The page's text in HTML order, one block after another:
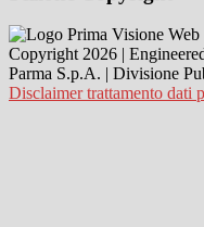
Copyright 2026 |
Parma S.p.A. | Divisione
Disclaimer trattamento dati